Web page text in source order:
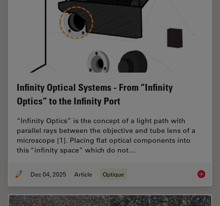
Infinity Optical Systems - From “Infinity
Optics” to the Infinity Port
“Infinity Optics” is the concept of a light path with
parallel rays between the objective and tube lens of a
microscope [1]. Placing flat optical components into
this “infinity space” which do not…
Dec 04, 2025 Article Optique Infinity